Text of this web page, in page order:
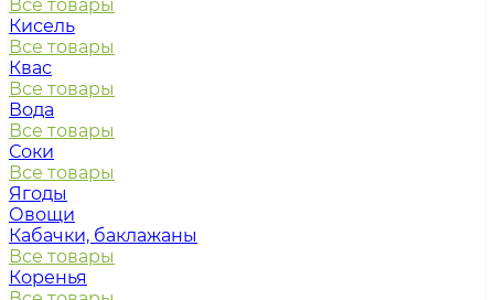
Все товары
Кисель
Все товары
Квас
Все товары
Вода
Все товары
Соки
Все товары
Ягоды
Овощи
Кабачки, баклажаны
Все товары
Коренья